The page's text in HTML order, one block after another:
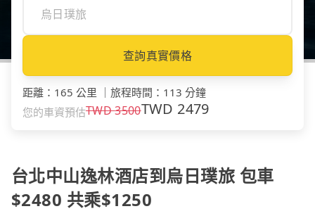
查詢真實價格
距離 ： 165 公里 旅程時間 ： 113 分鐘
您的車資預估TWD3500TWD 2479
台北中山逸林酒店到烏日璞旅 包車
$2480 共乘$1250